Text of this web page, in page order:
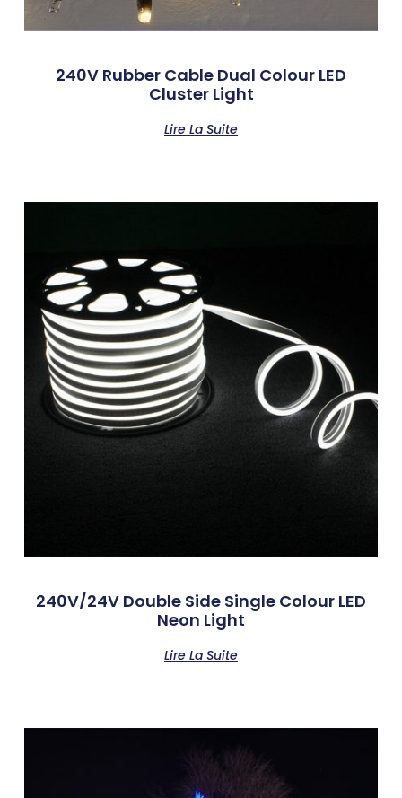
240V Rubber Cable Dual Colour LED
Cluster Light
Lire La Suite
240V/24V Double Side Single Colour LED
Neon Light
Lire La Suite